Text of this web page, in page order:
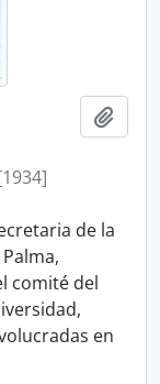
de la
comité del
en